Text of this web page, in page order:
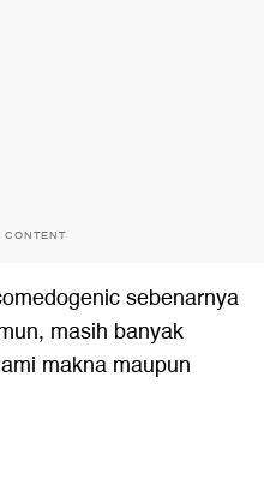
CONTENT
sebenarnya
masih banyak
makna maupun